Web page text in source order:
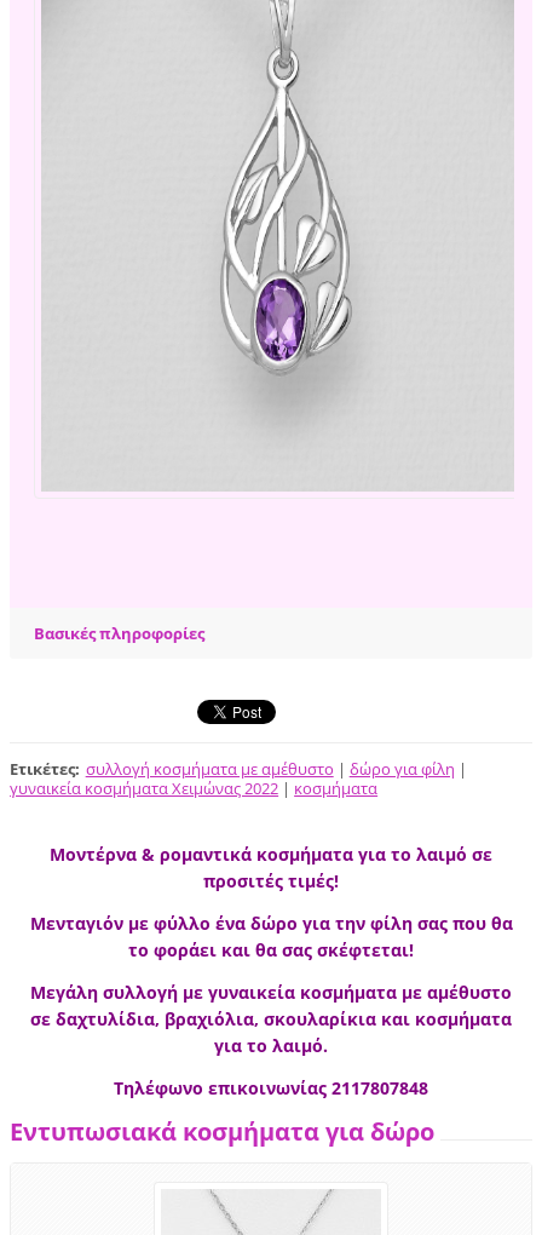
Βασικές πληροφορίες
Ετικέτες: συλλογή κοσμήματα με αμέθυστο | δώρο για φίλη |
γυναικεία κοσμήματα Χειμώνας 2022 | κοσμήματα
Μοντέρνα & ρομαντικά κοσμήματα για το λαιμό σε
προσιτές τιμές!
Μενταγιόν με φύλλο ένα δώρο για την φίλη σας που θα
το φοράει και θα σας σκέφτεται!
Μεγάλη συλλογή με γυναικεία κοσμήματα με αμέθυστο
σε δαχτυλίδια, βραχιόλια, σκουλαρίκια και κοσμήματα
για το λαιμό.
Τηλέφωνο επικοινωνίας 2117807848
Εντυπωσιακά κοσμήματα για δώρο